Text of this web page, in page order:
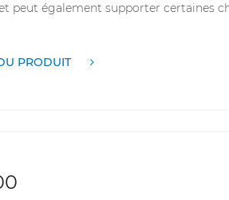
peut également supporter certaines
à une rotation à grande vitesse et
PRODUIT